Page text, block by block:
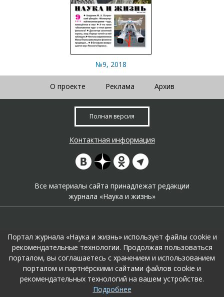
№9, 2018
О проекте Реклама Архив
Полная версия
Контактная информация
Все материалы сайта принадлежат редакции
журнала «Наука и жизнь»
На портале применяютсярекомендательные технологии
Продолжая пользоваться порталом вы соглашаетесь с их
использоавнием.
Портал журнала «Наука и жизнь» использует файлы cookie и
рекомендательные технологии. Продолжая пользоваться
порталом, вы соглашаетесь с хранением и использованием
порталом и партнёрскими сайтами файлов cookie и
рекомендательных технологий на вашем устройстве.
Подробнее